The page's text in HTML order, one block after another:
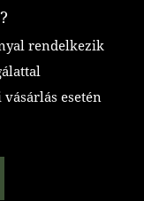
rendelkezik
esetén